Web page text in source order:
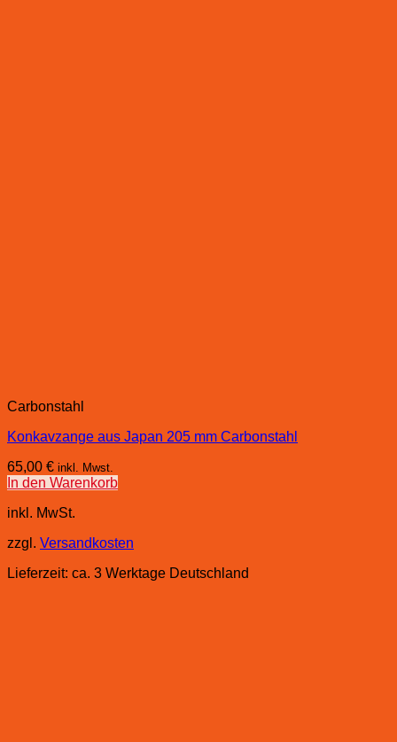
Carbonstahl
Konkavzange aus Japan 205 mm Carbonstahl
65,00 € inkl. Mwst.
In den Warenkorb
inkl. MwSt.
zzgl. Versandkosten
Lieferzeit: ca. 3 Werktage Deutschland